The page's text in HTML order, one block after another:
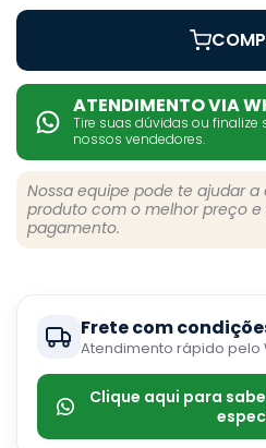
ATENDIMENTO VIA
Tire suas dúvidas ou
nossos vendedores.
Nossa equipe pode te ajudar
produto com o melhor preço
pagamento.
Frete com
Atendimento rápido pelo
Clique aqui para